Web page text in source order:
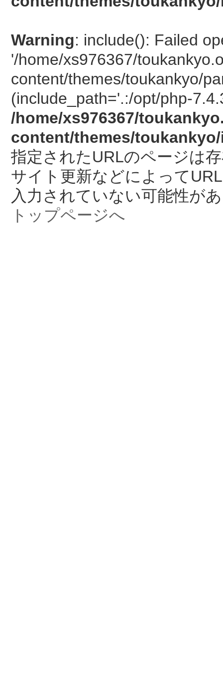
Warning: include(): Failed
'/home/xs976367/
content/themes/toukankyo/
(include_path='.:/opt/php-
/home/xs976367/
content/themes/
指定されたURLのページは
サイト更新などによって
入力されていない可能性が
トップページへ